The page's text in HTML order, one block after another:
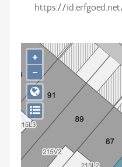
Gebeurtenis
Downloads
Hergebruik
Aanmelden
https://
+
−